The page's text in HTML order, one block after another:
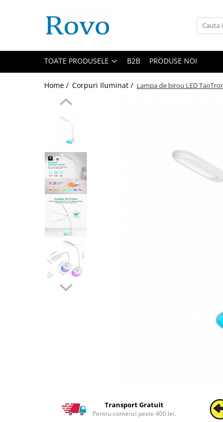
Toate Produsele
Prize - Prelungitoare - Sigurante
Ingrijire personala
Statie de incarcare masini
TOATE PRODUSELE B2B PRODUSE NOI
Home / Corpuri Iluminat / Lampa de birou LED
Transport Gratuit
Pentru comenzi peste 400 lei.